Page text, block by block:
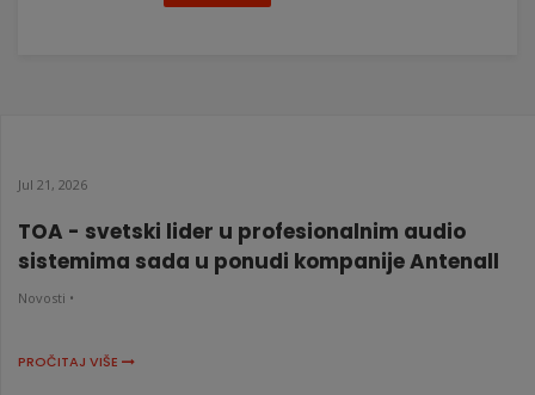
Jul 21, 2026
TOA - svetski lider u profesionalnim audio
sistemima sada u ponudi kompanije Antenall
Novosti •
PROČITAJ VIŠE